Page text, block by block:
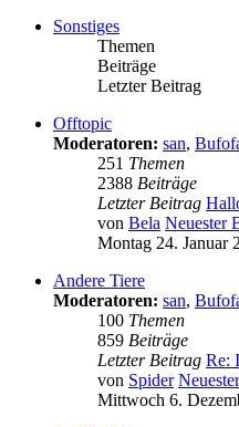
Sonstiges
Themen
Beiträge
Letzter Beitrag
Offtopic
Moderatoren: san,
251 Themen
2388 Beiträge
Letzter Beitrag
von Bela Neuester
Montag 24. Januar
Andere Tiere
Moderatoren: san,
100 Themen
859 Beiträge
Letzter Beitrag Re:
von Spider
Mittwoch 6.